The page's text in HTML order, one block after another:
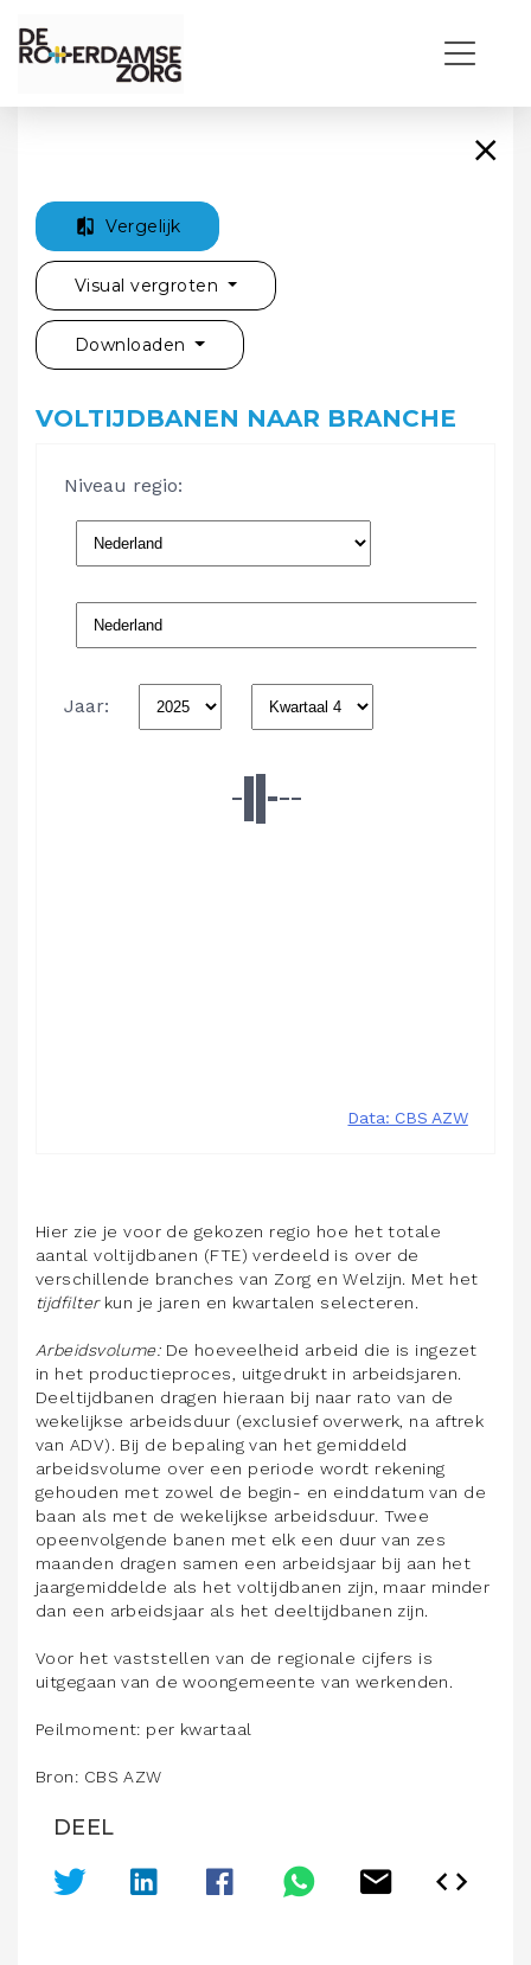
Vergelijk
Visual vergroten
Downloaden
VOLTIJDBANEN NAAR BRANCHE
Hier zie je voor de gekozen regio hoe het totale
aantal voltijdbanen (FTE) verdeeld is over de
verschillende branches van Zorg en Welzijn. Met het
tijdfilter kun je jaren en kwartalen selecteren.
Arbeidsvolume: De hoeveelheid arbeid die is ingezet
in het productieproces, uitgedrukt in arbeidsjaren.
Deeltijdbanen dragen hieraan bij naar rato van de
wekelijkse arbeidsduur (exclusief overwerk, na aftrek
van ADV). Bij de bepaling van het gemiddeld
arbeidsvolume over een periode wordt rekening
gehouden met zowel de begin- en einddatum van de
baan als met de wekelijkse arbeidsduur. Twee
opeenvolgende banen met elk een duur van zes
maanden dragen samen een arbeidsjaar bij aan het
jaargemiddelde als het voltijdbanen zijn, maar minder
dan een arbeidsjaar als het deeltijdbanen zijn.
Voor het vaststellen van de regionale cijfers is
uitgegaan van de woongemeente van werkenden.
Peilmoment: per kwartaal
Bron: CBS AZW
DEEL